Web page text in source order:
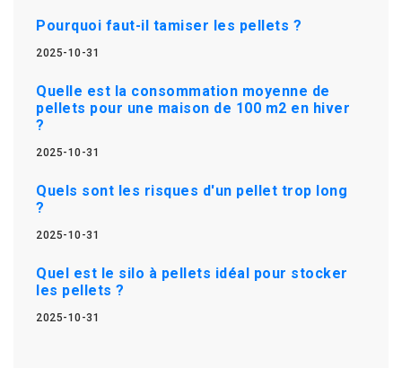
Pourquoi faut-il tamiser les pellets ?
2025-10-31
Quelle est la consommation moyenne de
pellets pour une maison de 100 m2 en hiver
?
2025-10-31
Quels sont les risques d'un pellet trop long
?
2025-10-31
Quel est le silo à pellets idéal pour stocker
les pellets ?
2025-10-31